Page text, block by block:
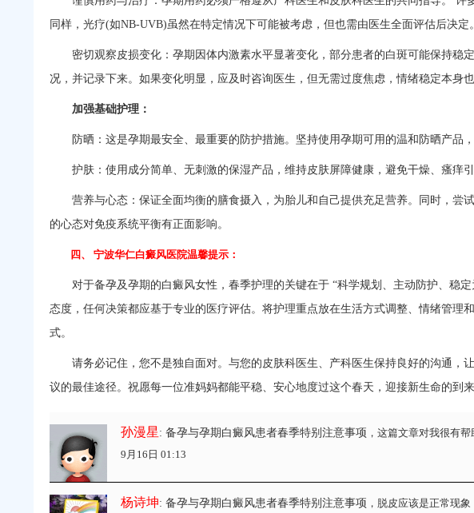
同样，光疗(如NB-UVB)虽然在特定情况下可能被考虑，但也需由医生全面评估后决
密切观察皮损变化：孕期因体内激素水平显著变化，部分患者的白斑可能保持稳
况，并记录下来。如果变化明显，应及时咨询医生，但无需过度焦虑，情绪稳定本身
加强基础护理：
防晒：这是孕期最安全、最重要的防护措施。坚持使用孕期可用的温和防晒产品，
护肤：使用成分简单、无刺激的保湿产品，维持皮肤屏障健康，避免干燥、瘙痒引
营养与心态：保证全面均衡的膳食摄入，为胎儿和自己提供充足营养。同时，尝
的心态对免疫系统平衡有正面影响。
四、 宁波华仁白癜风医院温馨提示：
对于备孕及孕期的白癜风女性，春季护理的关键在于 “科学规划、主动防护、稳定
态度，任何决策都应基于专业的医疗评估。将护理重点放在生活方式调整、情绪管理
式。
请务必记住，您不是独自面对。与您的皮肤科医生、产科医生保持良好的沟通，
议的最佳途径。祝愿每一位准妈妈都能平稳、安心地度过这个春天，迎接新生命的到来
孙漫星 : 备孕与孕期白癜风患者春季特别注意事项 ，这篇文章对我很有
9月16日 01:13
杨诗坤: 备孕与孕期白癜风患者春季特别注意事项 ，脱皮应该是正常现